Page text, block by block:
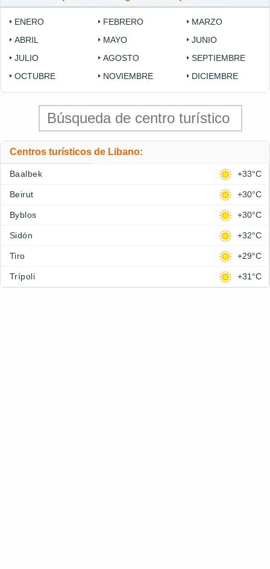
ENERO FEBRERO
MARZO
ABRIL
MAYO
JUNIO
JULIO
AGOSTO
SEPTIEMBRE
OCTUBRE
NOVIEMBRE DICIEMBRE
Centros turísticos de Libano:
Baalbek +33°C
Beirut +30°C
Byblos +30°C
Sidón +32°C
Tiro +29°C
Trípoli +31°C